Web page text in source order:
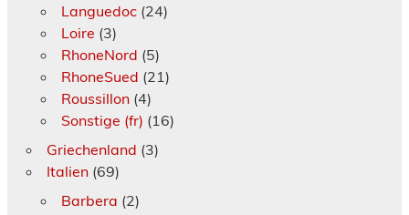
Languedoc(24)
Loire (3)
RhoneNord (5)
RhoneSued (21)
Roussillon(4)
Sonstige (fr) (16)
Griechenland (3)
Italien(69)
Barbera (2)